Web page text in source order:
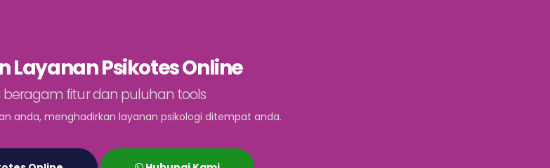
Layanan Psikotes Online
beragam fitur dan puluhan tools
anda, menghadirkan layanan psikologi ditempat anda.